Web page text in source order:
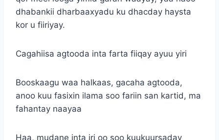
dhabankii dharbaaxyadu ku dhacday haysta
kor u fiiriyay.
Cagahiisa agtooda inta farta fiiqay ayuu yiri
Booskaagu waa halkaas, gacaha agtooda,
anoo kuu fasixin ilama soo fariin san kartid, ma
fahantay naayaa
Haa, mudane inta iri oo soo kuukuursaday